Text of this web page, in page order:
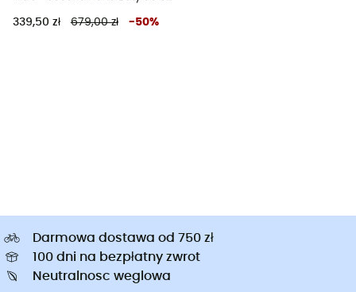
339,50 zł 679,00 zł -50%
Darmowa dostawa od 750 zł
100 dni na bezpłatny zwrot
Neutralnosc weglowa